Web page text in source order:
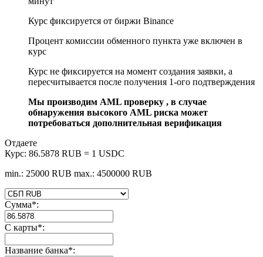
Курс фиксируется от биржи Binance
Процент комиссии обменного пункта уже включен в
курс
Курс не фиксируется на момент создания заявки, а
пересчитывается после получения 1-ого подтверждения
Мы производим AML проверку , в случае
обнаружения высокого AML риска может
потребоваться дополнительная верификация
Отдаете
Курс: 86.5878 RUB = 1 USDC
min.: 25000 RUB max.: 4500000 RUB
Сумма*:
С карты*:
Название банка*: